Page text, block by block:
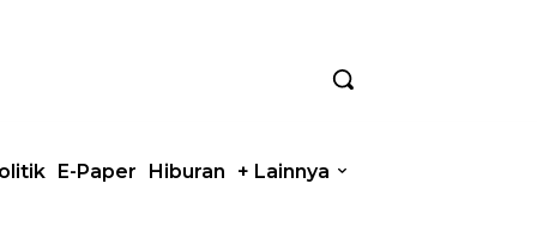
E-Paper Hiburan + Lainnya